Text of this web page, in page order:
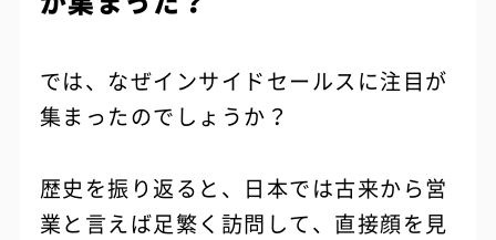
では、なぜインサイドセールスに注目が
集まったのでしょうか？
歴史を振り返ると、日本では古来から営
業と言えば足繁く訪問して、直接顔を見